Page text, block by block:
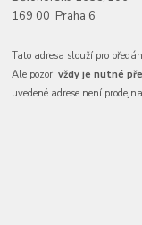
169 00 Praha 6
Tato adresa slouží pro
Ale pozor,vždy je nutné
uvedené adrese není